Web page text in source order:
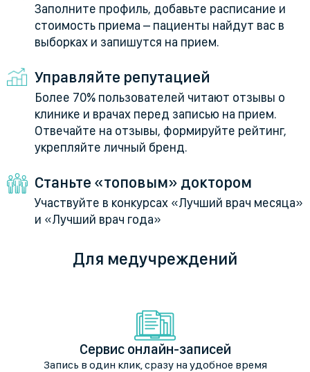
Заполните профиль, добавьте расписание и
стоимость приема – пациенты найдут вас в
выборках и запишутся на прием.
Управляйте репутацией
Более 70% пользователей читают отзывы о
клинике и врачах перед записью на прием.
Отвечайте на отзывы, формируйте рейтинг,
укрепляйте личный бренд.
Станьте «топовым» доктором
Участвуйте в конкурсах «Лучший врач месяца»
и «Лучший врач года»
Для медучреждений
Сервис онлайн-записей
Запись в один клик, сразу на удобное время